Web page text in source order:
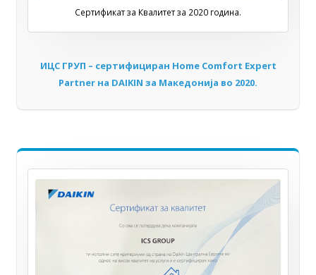
Сертификат за Квалитет за 2020 година.
ИЦС ГРУП – сертифициран Home Comfort Expert
Partner на DAIKIN за Мaкедонија во 2020.